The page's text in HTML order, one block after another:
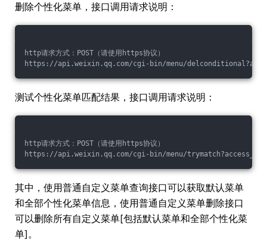
删除个性化菜单，接口调用请求说明：
http请求方式：POST（请使用https协议）
https://api.weixin.qq.com/cgi-bin/menu/
测试个性化菜单匹配结果，接口调用请求说明：
http请求方式：POST（请使用https协议）
https://api.weixin.qq.com/cgi-bin/menu/
其中，使用普通自定义菜单查询接口可以获取默认菜单
和全部个性化菜单信息，使用普通自定义菜单删除接口
可以删除所有自定义菜单[包括默认菜单和全部个性化菜
单]。